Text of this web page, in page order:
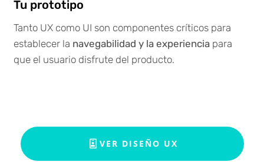
Tu prototipo
Tanto UX como UI son componentes críticos para
establecer la navegabilidad y la experiencia para
que el usuario disfrute del producto.
VER DISEÑO UX